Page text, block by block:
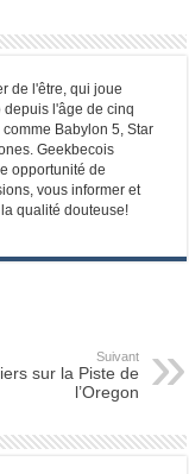
de l'être, qui joue
l'âge de cinq
Babylon 5, Star
Geekbecois
opportunité de
vous informer et
qualité douteuse!
Suivant
sur la Piste de
l’Oregon